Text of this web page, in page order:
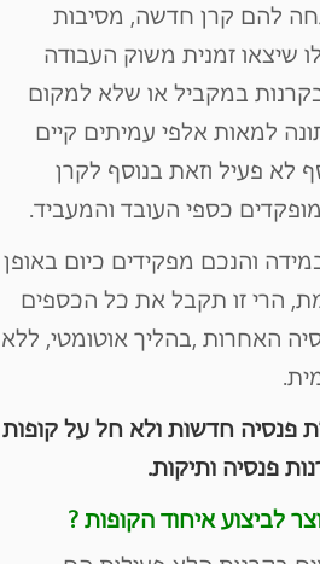
להם קרן חדשה, מסיבות
שיצאו זמנית משוק העבודה
במקביל או שלא למקום
למאות אלפי עמיתים קיים
לא פעיל וזאת בנוסף לקרן
כספי העובד והמעביד.
והנכם מפקידים כיום באופן
הרי זו תקבל את כל הכספים
האחרות ,בהליך אוטומטי, ללא
פנסיה חדשות ולא חל על קופות
פנסיה ותיקות.
לביצוע איחוד הקופות ?